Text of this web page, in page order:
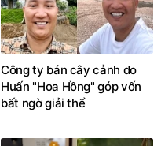
Công ty bán cây cảnh do
Huấn "Hoa Hồng" góp vốn
bất ngờ giải thể